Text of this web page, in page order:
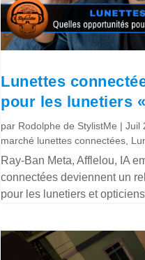
Lunettes
pour les lunetiers
par Rodolphe de StylistMe |Juil
marché lunettes connectées
Ray-Ban Meta, Afflelou, IA
connectées deviennent un
pour les lunetiers et